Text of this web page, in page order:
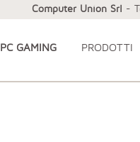
Computer Union Srl -
PC GAMING PRODOTTI